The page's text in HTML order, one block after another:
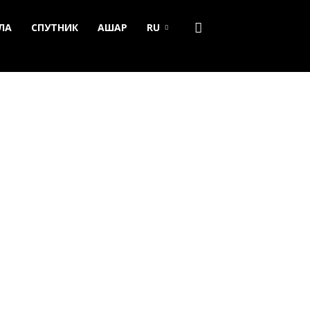
СПУТНИК АШАР RU